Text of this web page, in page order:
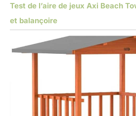
Test de l’aire de jeux Axi Beach
et balançoire